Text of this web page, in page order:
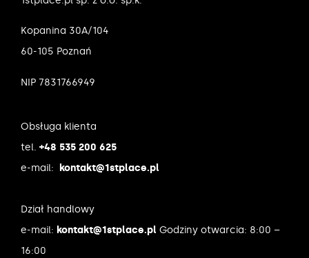
Kopanina 30A/104
60-105 Poznań
NIP 7831766949
Obsługa klienta
tel. +48 535 200 625
e-mail:
kontakt@1stplace.pl
Dział handlowy
e-mail: kontakt@1stplace.pl Godziny otwarcia: 8:00 –
16:00